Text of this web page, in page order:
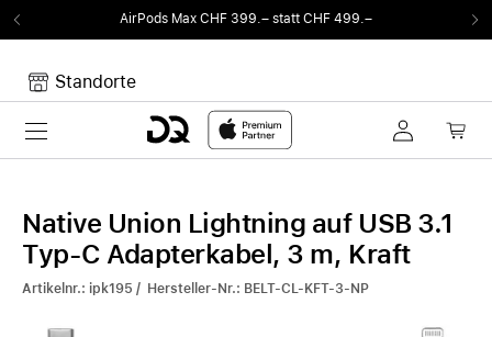
AirPods Max CHF 399.– statt CHF 499.–
Standorte
Toggle navigation
Native Union Lightning auf USB 3.1
Typ-C Adapterkabel, 3 m, Kraft
Artikelnr.: ipk195 / Hersteller-Nr.: BELT-CL-KFT-3-NP